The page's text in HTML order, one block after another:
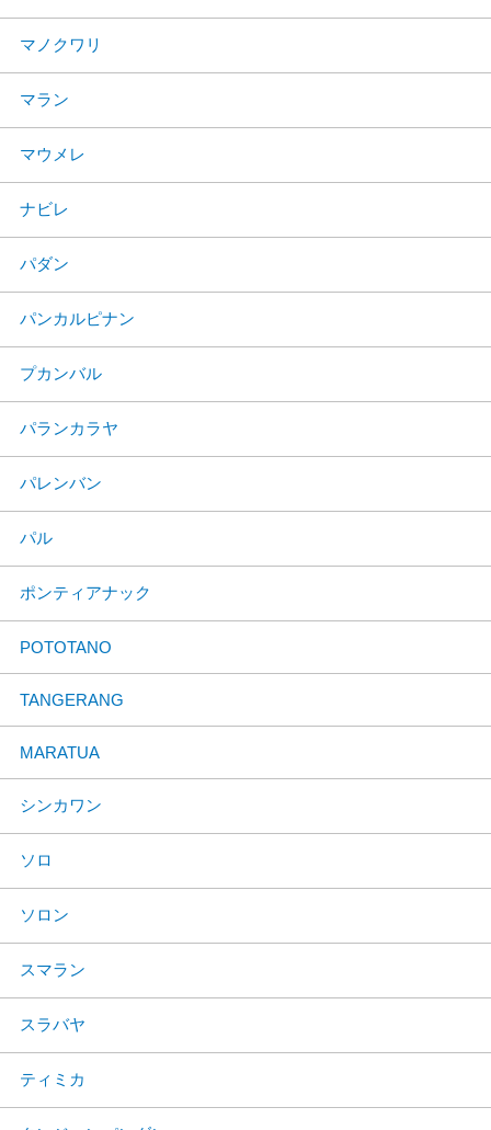
マノクワリ
マラン
マウメレ
ナビレ
パダン
パンカルピナン
プカンバル
パランカラヤ
パレンバン
パル
ポンティアナック
POTOTANO
TANGERANG
MARATUA
シンカワン
ソロ
ソロン
スマラン
スラバヤ
ティミカ